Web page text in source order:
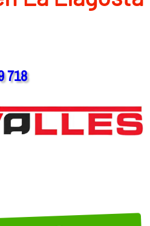
718